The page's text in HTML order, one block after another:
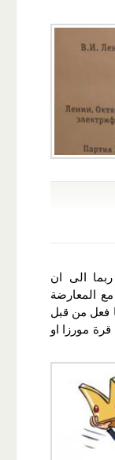
الى ان
المعارضة
فعل من قبل
مورزا او